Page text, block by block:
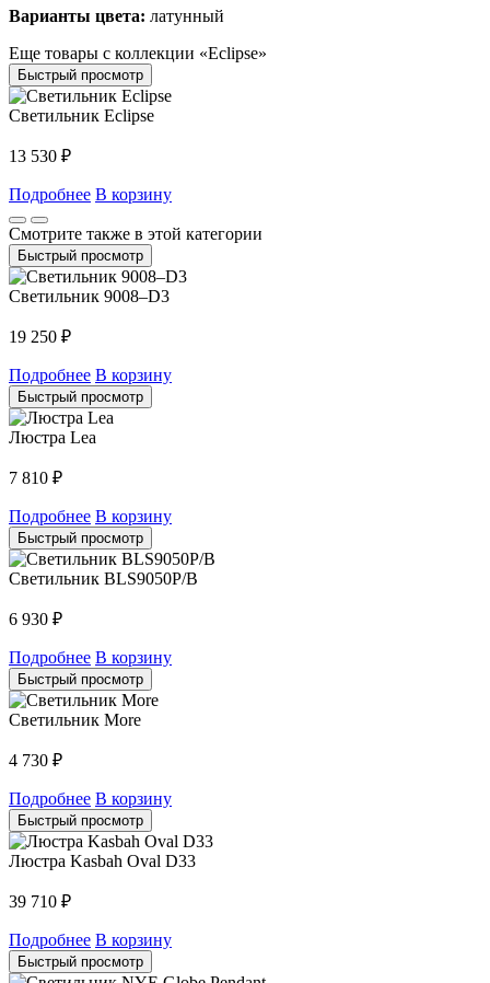
Варианты цвета: латунный
Еще товары с коллекции «Eclipse»
Быстрый просмотр
Светильник Eclipse
13 530 ₽
Подробнее В корзину
Смотрите также в этой категории
Быстрый просмотр
Светильник 9008–D3
19 250 ₽
Подробнее В корзину
Быстрый просмотр
Люстра Lea
7 810 ₽
Подробнее В корзину
Быстрый просмотр
Светильник BLS9050P/B
6 930 ₽
Подробнее В корзину
Быстрый просмотр
Светильник More
4 730 ₽
Подробнее В корзину
Быстрый просмотр
Люстра Kasbah Oval D33
39 710 ₽
Подробнее В корзину
Быстрый просмотр